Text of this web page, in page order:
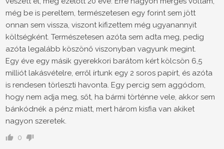
még be is pereltem, természetesen egy forint sem jött
onnan sem vissza, viszont kifizettem még ugyanannyit
költségként. Természetesen azóta sem adta meg, pedig
azóta legalább köszönő viszonyban vagyunk megint.
Egy éve egy másik gyerekkori barátom kért kölcsön 6,5
milliót lakásvételre, erről írtunk egy 2 soros papírt, és azóta
is rendesen törleszti havonta. Egy percig sem aggódom,
hogy nem adja meg, sőt, ha bármi történne vele, akkor sem
bánkódnék a pénz miatt, mert három kisfia van akiket
nagyon szeretek.
0